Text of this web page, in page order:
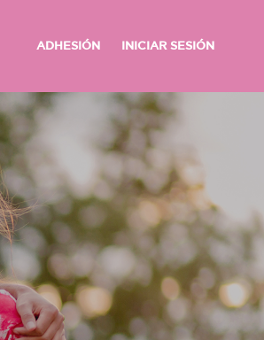
ADHESIÓN INICIAR SESIÓN